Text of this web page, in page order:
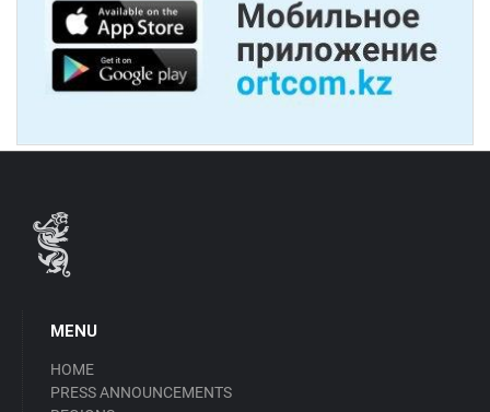
MENU
HOME
PRESS ANNOUNCEMENTS